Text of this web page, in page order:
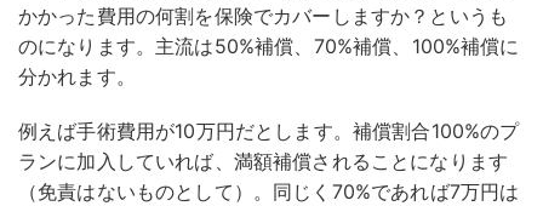
かかった費用の何割を保険でカバーしますか？というも
のになります。主流は50%補償、70%補償、100%補償に
分かれます。
例えば手術費用が10万円だとします。補償割合100%のプ
ランに加入していれば、満額補償されることになります
（免責はないものとして）。同じく70%であれば7万円は